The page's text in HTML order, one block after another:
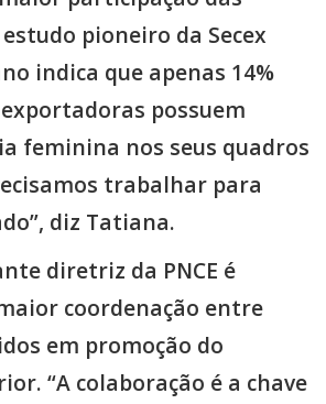
pioneiro da Secex
indica que apenas 14%
possuem
feminina nos seus quadros
trabalhar para
diz Tatiana.
diretriz da PNCE é
coordenação entre
em promoção do
“A colaboração é a chave